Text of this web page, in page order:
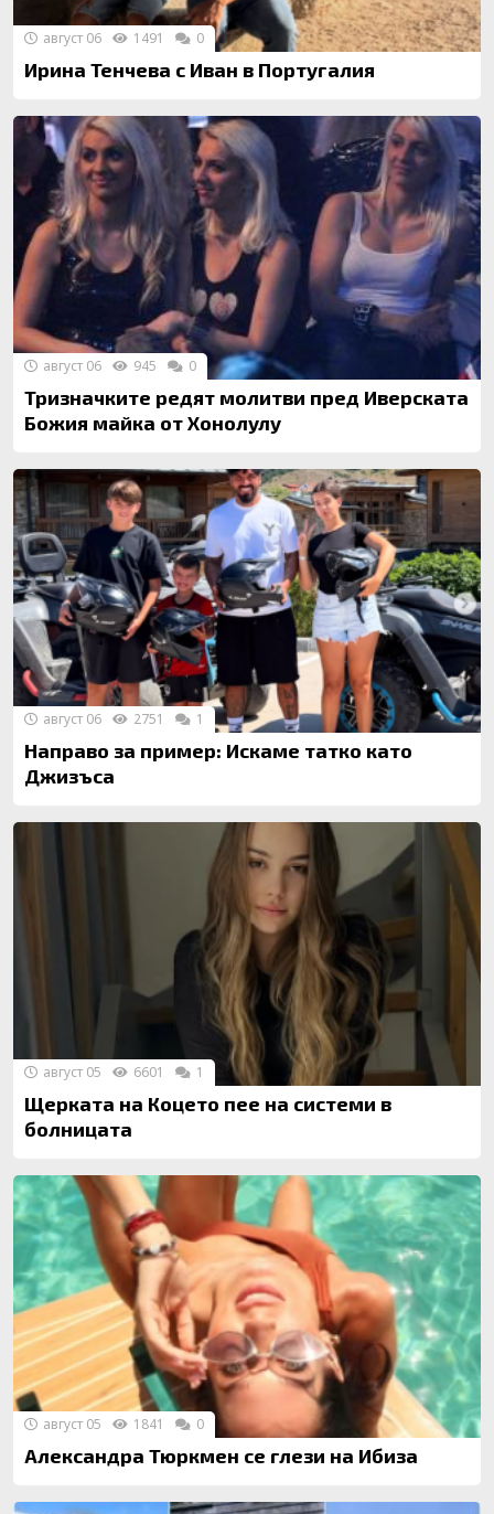
Ирина Тенчева с Иван в Португалия
август 06 1491 0
Тризначките редят молитви пред Иверската
Божия майка от Хонолулу
август 06 945 0
Направо за пример: Искаме татко като
Джизъса
август 06 2751 1
Щерката на Коцето пее на системи в
болницата
август 05 6601 1
Александра Тюркмен се глези на Ибиза
август 05 1841 0